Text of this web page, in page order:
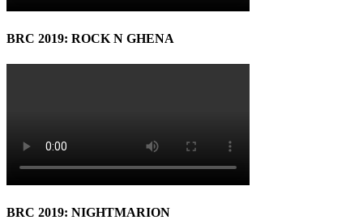
BRC 2019: ROCK N GHENA
BRC 2019: NIGHTMARION